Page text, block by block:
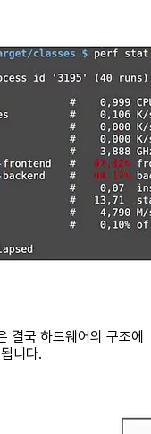
결국 하드웨어의 구조에
니다.